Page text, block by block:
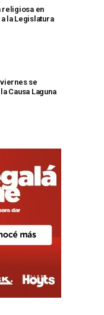
religiosa en
la Legislatura
se
Causa Laguna